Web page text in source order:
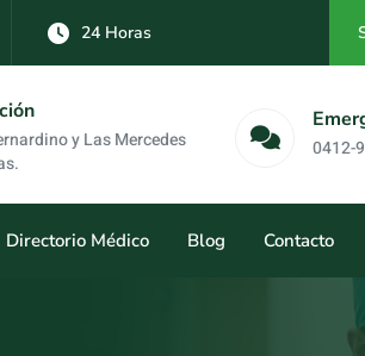
24 Horas
y Las Mercedes
0412-
Directorio Médico Blog Contacto